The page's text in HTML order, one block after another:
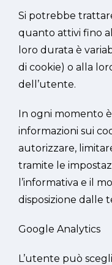
Si potrebbe
quanto attivi fino
loro durata è
di cookie) o alla
dell’utente.
In ogni momento
informazioni sui
autorizzare,
tramite le
l’informativa e il
disposizione dalle
Google Analytics
L’utente può